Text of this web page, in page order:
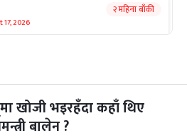
17, 2026
२ महिना बाँकी
2026
२ महिना बाँकी
खोजी भइरहँदा कहाँ थिए
बालेन ?